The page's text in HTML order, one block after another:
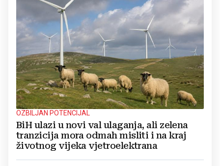
OZBILJAN POTENCIJAL
BiH ulazi u novi val ulaganja, ali zelena
tranzicija mora odmah misliti i na kraj
životnog vijeka vjetroelektrana